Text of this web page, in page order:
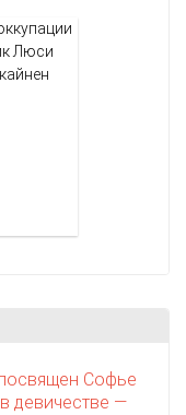
Люси
посвящен Софье
девичестве —